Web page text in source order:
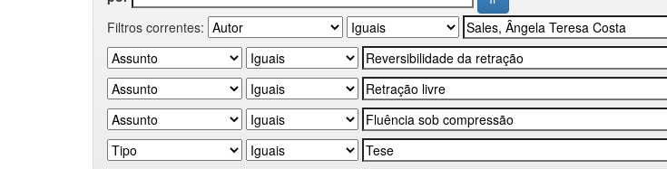
Filtros correntes: